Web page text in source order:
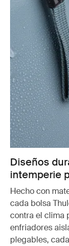
Diseños
intemperie
Hecho con
cada bolsa
contra el clima
enfriadores
plegables,